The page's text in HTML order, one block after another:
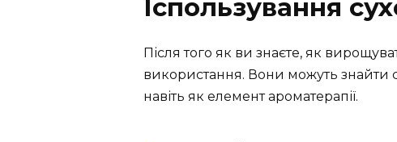
Іспользування
Після того як ви знаєте, як
використання. Вони можуть знайти
навіть як елемент ароматерапії.